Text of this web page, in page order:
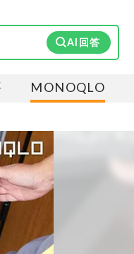
AI回答
MONOQLO